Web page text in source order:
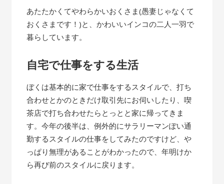
あたたかくてやわらかいおくさま(愚妻じゃなくて
おくさまです！)と、かわいいインコの二人一羽で
暮らしています。
自宅で仕事をする生活
ぼくは基本的に家で仕事をするスタイルで、打ち
合わせとかのときだけ取引先にお伺いしたり、喫
茶店で打ち合わせたらとっとと家に帰ってきま
す。今年の後半は、例外的にサラリーマンぽい通
勤するスタイルの仕事をしてみたのですけど、や
っぱり無理があることがわかったので、年明けか
ら再び前のスタイルに戻ります。